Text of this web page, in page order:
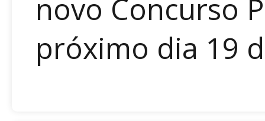
novo Concurso
próximo dia 19